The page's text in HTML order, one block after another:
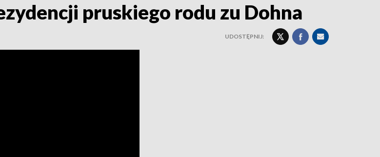
pruskiego rodu zu Dohna
UDOSTĘPNIJ: